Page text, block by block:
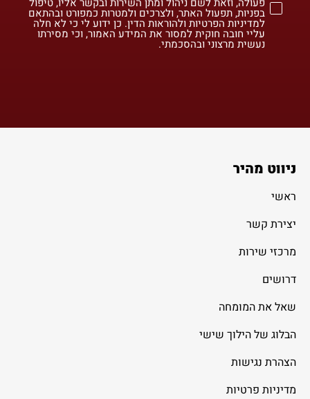
בפניות, תפעול האתר, ולצרכים ולמטרות כמפורט ובהתאם
למדיניות הפרטיות ולהוראות הדין. כן ידוע לי כי לא חלה
עליי חובה חוקית למסור את המידע האמור, וכי מסירתו
נעשית מרצוני ובהסכמתי.
ניווט מהיר
ראשי
יצירת קשר
מרכזי שירות
דרושים
שאל את המומחה
הבלוג של הילוך שישי
הצהרת נגישות
מדיניות פרטיות